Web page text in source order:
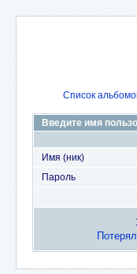
Список
Введите имя
Имя (ник)
Пароль